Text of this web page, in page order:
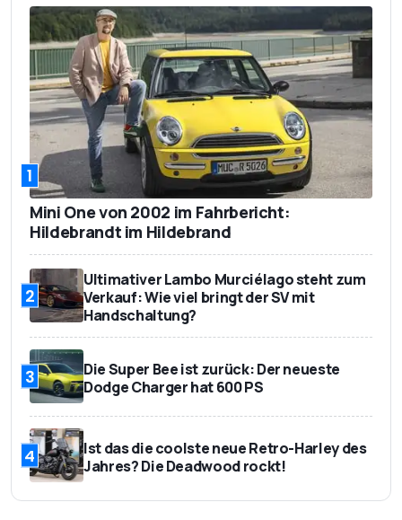
1
Mini One von 2002 im Fahrbericht:
Hildebrandt im Hildebrand
2
Ultimativer Lambo Murciélago steht zum
Verkauf: Wie viel bringt der SV mit
Handschaltung?
3
Die Super Bee ist zurück: Der neueste
Dodge Charger hat 600 PS
4
Ist das die coolste neue Retro-Harley des
Jahres? Die Deadwood rockt!